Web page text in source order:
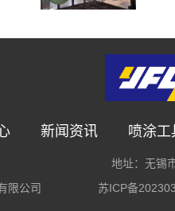
新闻资讯 喷涂工
地址：无锡
限公司
苏ICP备